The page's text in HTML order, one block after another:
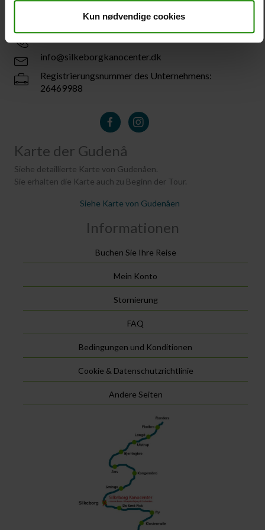
Kun nødvendige cookies
Østergade 36, 8600 Silkeborg
info@silkeborgkanocenter.dk
Registrierungsnummer des Unternehmens:
26469988
Karte der Gudenå
Siehe detaillierte Karte von Gudenåen.
Sie erhalten die Karte auch zu Beginn der Tour.
Siehe Karte von Gudenåen
Informationen
Buchen Sie Ihre Reise
Mein Konto
Stornierung
FAQ
Bedingungen und Konditionen
Cookie & Datenschutzrichtlinie
Andere Seiten